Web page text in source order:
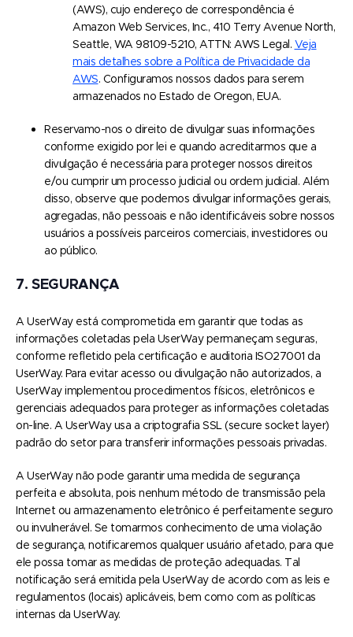
(AWS), cujo endereço de correspondência é
Amazon Web Services, Inc., 410 Terry Avenue North,
Seattle, WA 98109-5210, ATTN: AWS Legal. Veja
mais detalhes sobre a Política de Privacidade da
AWS. Configuramos nossos dados para serem
armazenados no Estado de Oregon, EUA.
Reservamo-nos o direito de divulgar suas informações
conforme exigido por lei e quando acreditarmos que a
divulgação é necessária para proteger nossos direitos
e/ou cumprir um processo judicial ou ordem judicial. Além
disso, observe que podemos divulgar informações gerais,
agregadas, não pessoais e não identificáveis sobre nossos
usuários a possíveis parceiros comerciais, investidores ou
ao público.
7. SEGURANÇA
A UserWay está comprometida em garantir que todas as
informações coletadas pela UserWay permaneçam seguras,
conforme refletido pela certificação e auditoria ISO27001 da
UserWay. Para evitar acesso ou divulgação não autorizados, a
UserWay implementou procedimentos físicos, eletrônicos e
gerenciais adequados para proteger as informações coletadas
on-line. A UserWay usa a criptografia SSL (secure socket layer)
padrão do setor para transferir informações pessoais privadas.
A UserWay não pode garantir uma medida de segurança
perfeita e absoluta, pois nenhum método de transmissão pela
Internet ou armazenamento eletrônico é perfeitamente seguro
ou invulnerável. Se tomarmos conhecimento de uma violação
de segurança, notificaremos qualquer usuário afetado, para que
ele possa tomar as medidas de proteção adequadas. Tal
notificação será emitida pela UserWay de acordo com as leis e
regulamentos (locais) aplicáveis, bem como com as políticas
internas da UserWay.